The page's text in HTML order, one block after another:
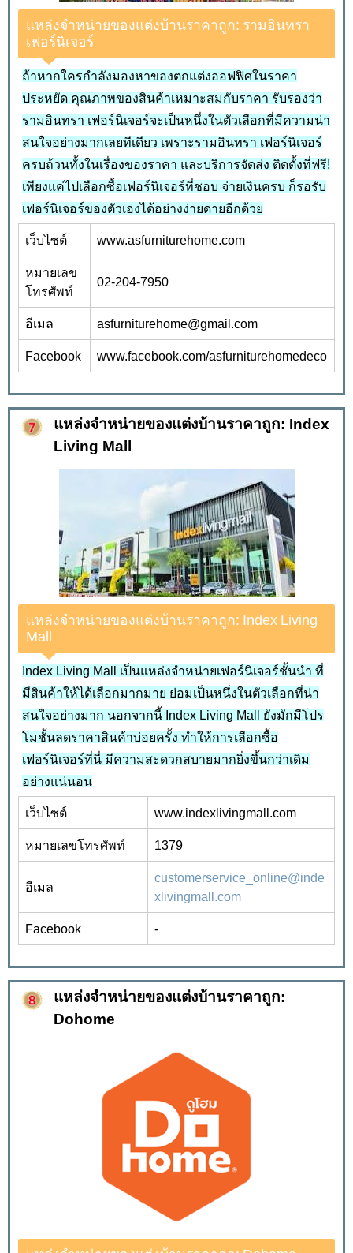
แหล่งจำหน่ายของแต่งบ้านราคาถูก: รามอินทรา
เฟอร์นิเจอร์
ถ้าหากใครกำลังมองหาของตกแต่งออฟฟิศในราคา
ประหยัด คุณภาพของสินค้าเหมาะสมกับราคา รับรองว่า
รามอินทรา เฟอร์นิเจอร์จะเป็นหนึ่งในตัวเลือกที่มีความน่า
สนใจอย่างมากเลยทีเดียว เพราะรามอินทรา เฟอร์นิเจอร์
ครบถ้วนทั้งในเรื่องของราคา และบริการจัดส่ง ติดตั้งที่ฟรี!
เพียงแค่ไปเลือกซื้อเฟอร์นิเจอร์ที่ชอบ จ่ายเงินครบ ก็รอรับ
เฟอร์นิเจอร์ของตัวเองได้อย่างง่ายดายอีกด้วย
เว็บไซต์ www.asfurniturehome.com
หมายเลข
โทรศัพท์
02-204-7950
อีเมล asfurniturehome@gmail.com
Facebook www.facebook.com/asfurniturehomedeco
แหล่งจำหน่ายของแต่งบ้านราคาถูก: Index
Living Mall
แหล่งจำหน่ายของแต่งบ้านราคาถูก: Index Living
Mall
Index Living Mall เป็นแหล่งจำหน่ายเฟอร์นิเจอร์ชั้นนำ ที่
มีสินค้าให้ได้เลือกมากมาย ย่อมเป็นหนึ่งในตัวเลือกที่น่า
สนใจอย่างมาก นอกจากนี้ Index Living Mall ยังมักมีโปร
โมชั้นลดราคาสินค้าบ่อยครั้ง ทำให้การเลือกซื้อ
เฟอร์นิเจอร์ที่นี่ มีความสะดวกสบายมากยิ่งขึ้นกว่าเดิม
อย่างแน่นอน
เว็บไซต์ www.indexlivingmall.com
หมายเลขโทรศัพท์ 1379
อีเมล
customerservice_online@inde
xlivingmall.com
Facebook -
แหล่งจำหน่ายของแต่งบ้านราคาถูก:
Dohome